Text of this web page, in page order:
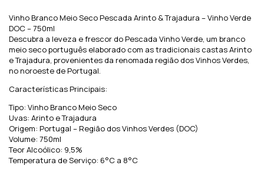
Vinho Branco Meio Seco Pescada Arinto & Trajadura – Vinho Verde
DOC – 750ml
Descubra a leveza e frescor do Pescada Vinho Verde, um branco
meio seco português elaborado com as tradicionais castas Arinto
e Trajadura, provenientes da renomada região dos Vinhos Verdes,
no noroeste de Portugal.
Características Principais:
Tipo: Vinho Branco Meio Seco
Uvas: Arinto e Trajadura
Origem: Portugal – Região dos Vinhos Verdes (DOC)
Volume: 750ml
Teor Alcoólico: 9,5%
Temperatura de Serviço: 6°C a 8°C